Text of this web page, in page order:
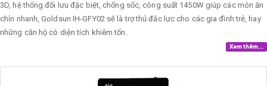
3D, hệ thống đối lưu đặc biệt, chống sốc, công suất 1450W giúp các món ăn
chín nhanh, Goldsun IH-GFY02 sẽ là trợ thủ đắc lực cho các gia đình trẻ, hay
những căn hộ có diện tích khiêm tốn.
Xem thêm...